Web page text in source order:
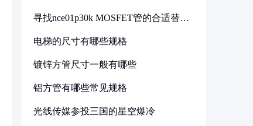
寻找nce01p30k MOSFET管的合适替代
电梯的尺寸有哪些规格
镀锌方管尺寸一般有哪些
铝方管有哪些常见规格
光线传媒参投三国的星空爆冷